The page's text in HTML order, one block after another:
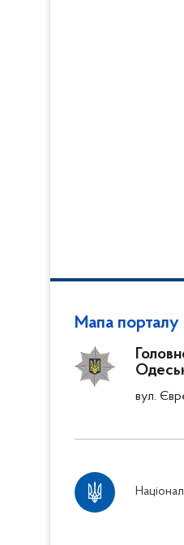
Мапа порталу
вул.